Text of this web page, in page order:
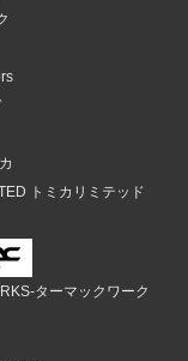
トミカリミテッド
ターマックワーク